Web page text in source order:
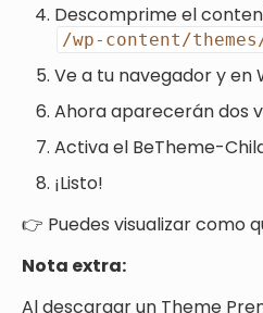
Descomprime el
/wp-content/
Ve a tu navegador y
Ahora aparecerán dos
Activa el BeTheme-
¡Listo!
👉 Puedes visualizar como
Nota extra:
Al descargar un Theme